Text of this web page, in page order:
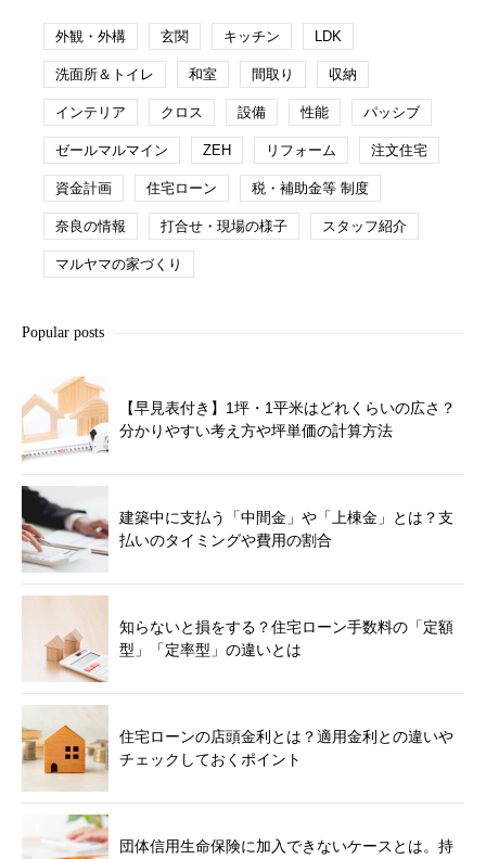
外観・外構 玄関 キッチン LDK
洗面所＆トイレ 和室 間取り 収納
インテリア クロス 設備 性能 パッシブ
ゼールマルマイン ZEH リフォーム 注文住宅
資金計画 住宅ローン 税・補助金等 制度
奈良の情報 打合せ・現場の様子 スタッフ紹介
マルヤマの家づくり
Popular posts
【早見表付き】1坪・1平米はどれくらいの広さ？
分かりやすい考え方や坪単価の計算方法
建築中に支払う「中間金」や「上棟金」とは？支
払いのタイミングや費用の割合
知らないと損をする？住宅ローン手数料の「定額
型」「定率型」の違いとは
住宅ローンの店頭金利とは？適用金利との違いや
チェックしておくポイント
団体信用生命保険に加入できないケースとは。持